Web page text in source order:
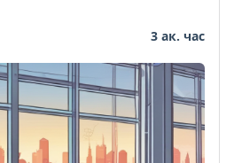
3 ак. час